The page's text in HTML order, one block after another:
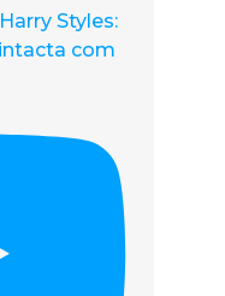
Styles:
com